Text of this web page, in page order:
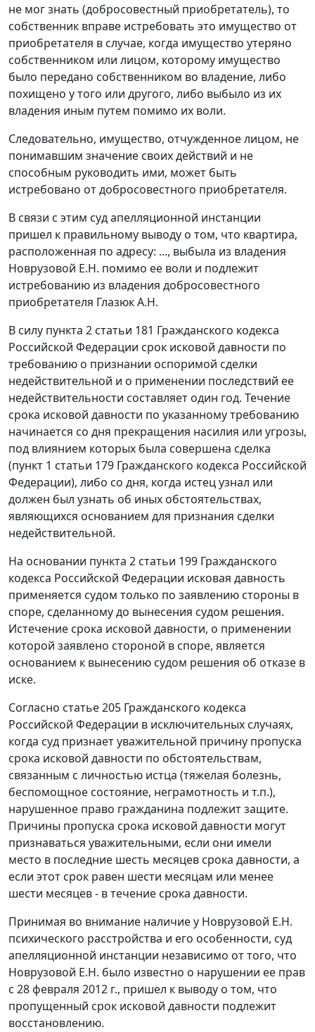
не мог знать (добросовестный приобретатель), то
собственник вправе истребовать это имущество от
приобретателя в случае, когда имущество утеряно
собственником или лицом, которому имущество
было передано собственником во владение, либо
похищено у того или другого, либо выбыло из их
владения иным путем помимо их воли.
Следовательно, имущество, отчужденное лицом, не
понимавшим значение своих действий и не
способным руководить ими, может быть
истребовано от добросовестного приобретателя.
В связи с этим суд апелляционной инстанции
пришел к правильному выводу о том, что квартира,
расположенная по адресу: ..., выбыла из владения
Новрузовой Е.Н. помимо ее воли и подлежит
истребованию из владения добросовестного
приобретателя Глазюк А.Н.
В силу пункта 2 статьи 181 Гражданского кодекса
Российской Федерации срок исковой давности по
требованию о признании оспоримой сделки
недействительной и о применении последствий ее
недействительности составляет один год. Течение
срока исковой давности по указанному требованию
начинается со дня прекращения насилия или угрозы,
под влиянием которых была совершена сделка
(пункт 1 статьи 179 Гражданского кодекса Российской
Федерации), либо со дня, когда истец узнал или
должен был узнать об иных обстоятельствах,
являющихся основанием для признания сделки
недействительной.
На основании пункта 2 статьи 199 Гражданского
кодекса Российской Федерации исковая давность
применяется судом только по заявлению стороны в
споре, сделанному до вынесения судом решения.
Истечение срока исковой давности, о применении
которой заявлено стороной в споре, является
основанием к вынесению судом решения об отказе в
иске.
Согласно статье 205 Гражданского кодекса
Российской Федерации в исключительных случаях,
когда суд признает уважительной причину пропуска
срока исковой давности по обстоятельствам,
связанным с личностью истца (тяжелая болезнь,
беспомощное состояние, неграмотность и т.п.),
нарушенное право гражданина подлежит защите.
Причины пропуска срока исковой давности могут
признаваться уважительными, если они имели
место в последние шесть месяцев срока давности, а
если этот срок равен шести месяцам или менее
шести месяцев - в течение срока давности.
Принимая во внимание наличие у Новрузовой Е.Н.
психического расстройства и его особенности, суд
апелляционной инстанции независимо от того, что
Новрузовой Е.Н. было известно о нарушении ее прав
с 28 февраля 2012 г., пришел к выводу о том, что
пропущенный срок исковой давности подлежит
восстановлению.